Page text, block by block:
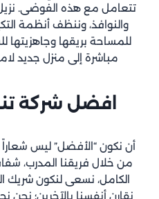
تتعامل مع هذه الفوضى. نزيل
والنوافذ، وننظف أنظمة
للمساحة بريقها وجاهزيتها
مباشرة إلى منزل جديد
افضل شركة
أن نكون “الأفضل” ليس شعاراً
من خلال فريقنا المدرب،
الكامل، نسعى لنكون شريك
نقارن أنفسنا بالآخرين؛ نحن